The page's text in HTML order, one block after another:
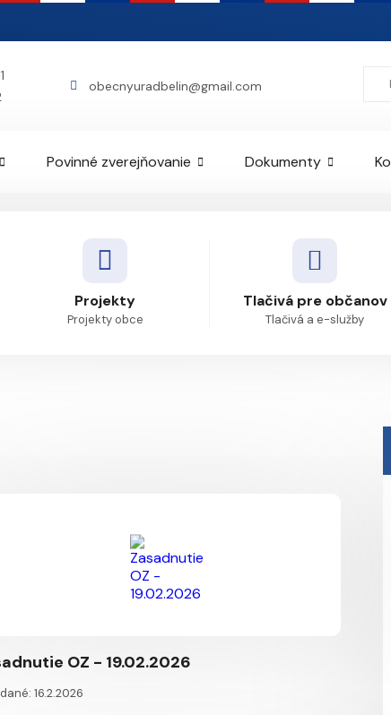
obecnyuradbelin@gmail.com
Povinné zverejňovanie Dokumenty
Projekty
Projekty obce
Tlačivá pre občanov
Tlačivá a e-služby
OZ - 19.02.2026
16.2.2026